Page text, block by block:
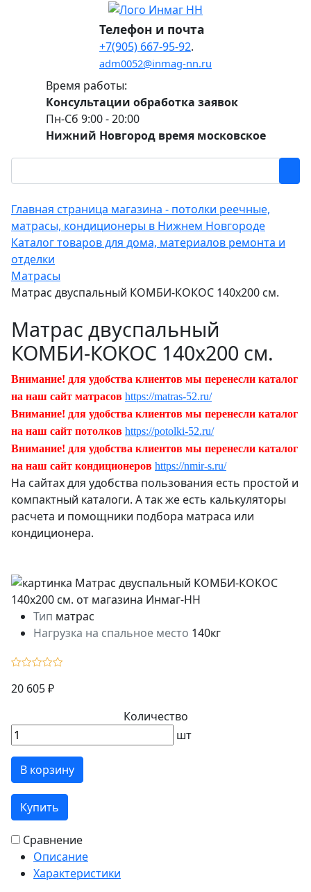
Телефон и почта
+7(905) 667-95-92.
adm0052@inmag-nn.ru
Время работы:
Консультации обработка заявок
Пн-Сб 9:00 - 20:00
Нижний Новгород время московское
Главная страница магазина - потолки реечные,
матрасы, кондиционеры в Нижнем Новгороде
Каталог товаров для дома, материалов ремонта и
отделки
Матрасы
Матрас двуспальный КОМБИ-КОКОС 140х200 см.
Матрас двуспальный
КОМБИ-КОКОС 140х200 см.
Внимание! для удобства клиентов мы перенесли каталог
на наш сайт матрасов https://matras-52.ru/
Внимание! для удобства клиентов мы перенесли каталог
на наш сайт потолков https://potolki-52.ru/
Внимание! для удобства клиентов мы перенесли каталог
на наш сайт кондиционеров https://nmir-s.ru/
На сайтах для удобства пользования есть простой и
компактный каталоги. А так же есть калькуляторы
расчета и помощники подбора матраса или
кондиционера.
Тип матрас
Нагрузка на спальное место 140кг
20 605 ₽
Количество
шт
В корзину
Купить
Сравнение
Описание
Характеристики